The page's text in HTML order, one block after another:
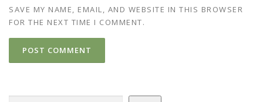
SAVE MY NAME, EMAIL, AND WEBSITE IN THIS BROWSER
FOR THE NEXT TIME I COMMENT.